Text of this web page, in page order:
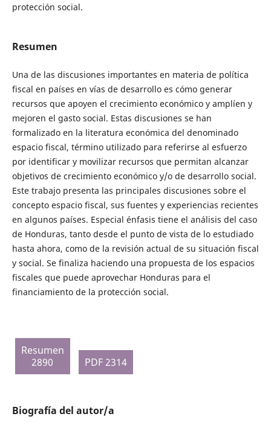
protección social.
Resumen
Una de las discusiones importantes en materia de política
fiscal en países en vías de desarrollo es cómo generar
recursos que apoyen el crecimiento económico y amplíen y
mejoren el gasto social. Estas discusiones se han
formalizado en la literatura económica del denominado
espacio fiscal, término utilizado para referirse al esfuerzo
por identificar y movilizar recursos que permitan alcanzar
objetivos de crecimiento económico y/o de desarrollo social.
Este trabajo presenta las principales discusiones sobre el
concepto espacio fiscal, sus fuentes y experiencias recientes
en algunos países. Especial énfasis tiene el análisis del caso
de Honduras, tanto desde el punto de vista de lo estudiado
hasta ahora, como de la revisión actual de su situación fiscal
y social. Se finaliza haciendo una propuesta de los espacios
fiscales que puede aprovechar Honduras para el
financiamiento de la protección social.
Resumen
2890
PDF 2314
Biografía del autor/a